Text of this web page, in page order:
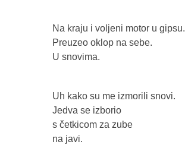
Na kraju i voljeni motor u gipsu.
Preuzeo oklop na sebe.
U snovima.
Uh kako su me izmorili snovi.
Jedva se izborio
s četkicom za zube
na javi.